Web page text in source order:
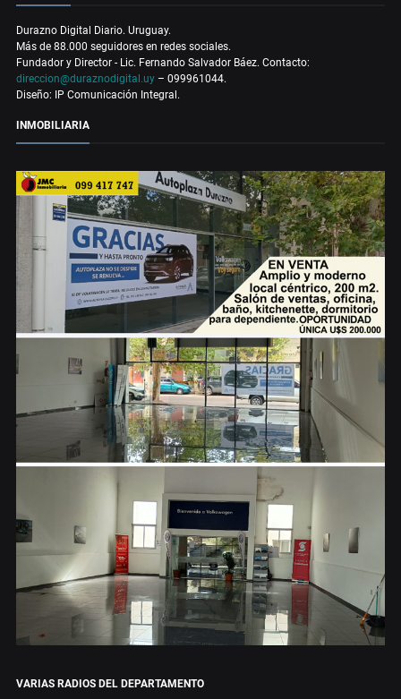
Durazno Digital Diario. Uruguay.
Más de 88.000 seguidores en redes sociales.
Fundador y Director - Lic. Fernando Salvador Báez. Contacto:
direccion@duraznodigital.uy – 099961044.
Diseño: IP Comunicación Integral.
INMOBILIARIA
VARIAS RADIOS DEL DEPARTAMENTO